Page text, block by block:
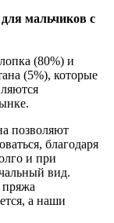
мальчиков с
(80%) и
(5%), которые
позволяют
благодаря
и при
вид.
пряжа
а наши